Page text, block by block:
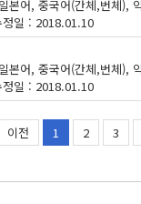
일 : 2018.01.10
일 : 2018.01.10
이전 1 2 3